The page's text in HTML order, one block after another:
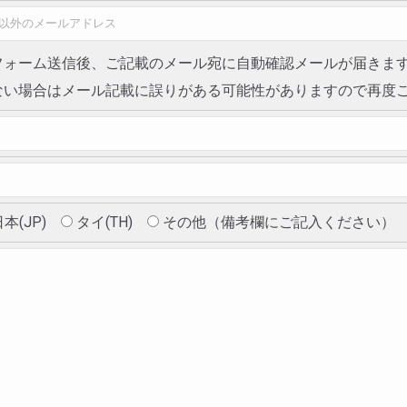
ォーム送信後、ご記載のメール宛に自動確認メールが届きま
い場合はメール記載に誤りがある可能性がありますので再度
本(JP) タイ(TH) その他（備考欄にご記入ください）